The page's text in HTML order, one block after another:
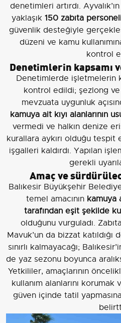
denetimleri artırdı.
yaklaşık 150 zabıta
güvenlik desteğiyle
düzeni ve kamu
kontrol
Denetimlerin kapsamı
Denetimlerde işletmelerin
kontrol edildi; şezlong
mevzuata uygunluk
kamuya ait kıyı alanlarının
vermedi ve halkın denize
kurallara aykırı olduğu tespit
işgalleri kaldırdı. Yapılan
gerekli
Amaç ve
Balıkesir Büyükşehir
temel amacının kamuya
tarafından eşit şekilde
olduğunu vurguladı.
Mavuk’un da bizzat katıldığı
sınırlı kalmayacağı;
de yaz sezonu boyunca
Yetkililer, amaçlarının
kullanım alanlarını korumak
güven içinde tatil